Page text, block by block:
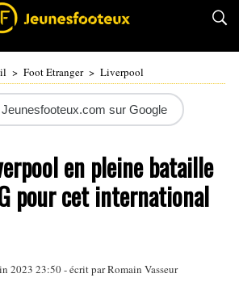
> Foot Etranger > Liverpool
sur Google
en pleine bataille
pour cet international
2023 23:50 - écrit parRomain Vasseur